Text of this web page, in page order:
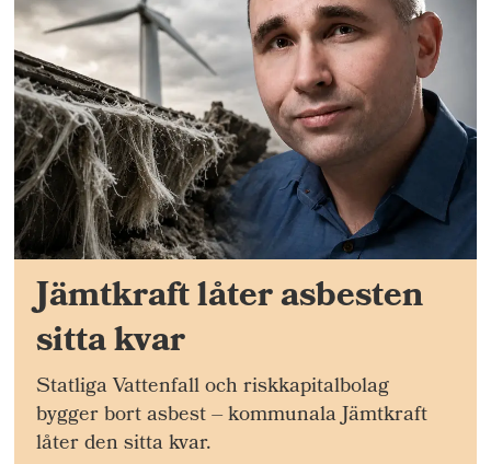
Jämtkraft låter asbesten
sitta kvar
Statliga Vattenfall och riskkapitalbolag
bygger bort asbest – kommunala Jämtkraft
låter den sitta kvar.